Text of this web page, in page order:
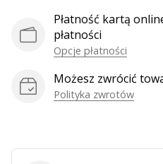
Płatność kartą
płatności
Opcje płatności
Możesz zwrócić
Polityka zwrotów